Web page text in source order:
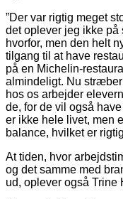
”Der var rigtig meget
det oplever jeg ikke på
hvorfor, men den helt
tilgang til at have
på en Michelin-
almindeligt. Nu
hos os arbejder
de, for de vil også
er ikke hele livet, men
balance, hvilket er
At tiden, hvor
og det samme med
ud, oplever også Trine